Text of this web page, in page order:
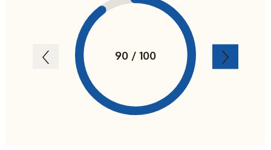
90 / 100